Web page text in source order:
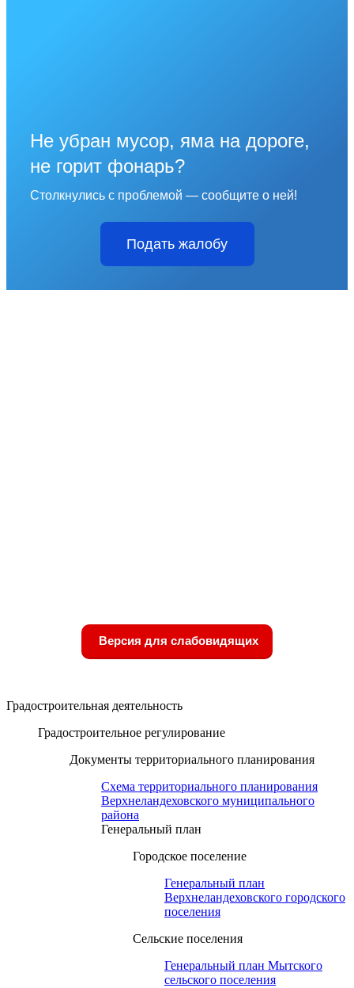
Не убран мусор, яма на дороге,
не горит фонарь?
Столкнулись с проблемой — сообщите о ней!
Подать жалобу
Версия для слабовидящих
Градостроительная деятельность
Градостроительное регулирование
Документы территориального планирования
Схема территориального планирования
Верхнеландеховского муниципального
района
Генеральный план
Городское поселение
Генеральный план
Верхнеландеховского городского
поселения
Сельские поселения
Генеральный план Мытского
сельского поселения